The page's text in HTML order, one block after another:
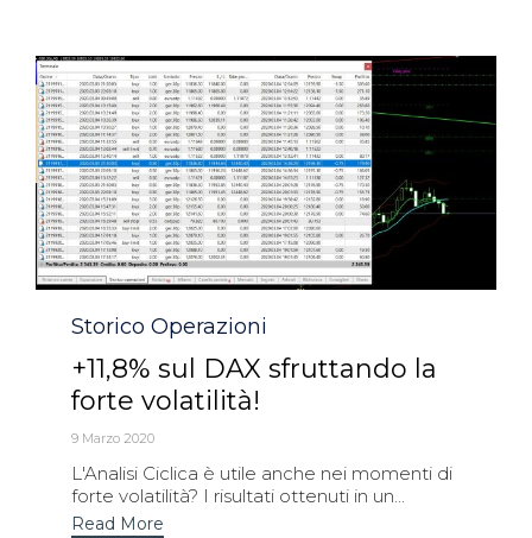
Category
Storico Operazioni
+11,8% sul DAX sfruttando la
forte volatilità!
9 Marzo 2020
L'Analisi Ciclica è utile anche nei momenti di
forte volatilità? I risultati ottenuti in un...
Read More